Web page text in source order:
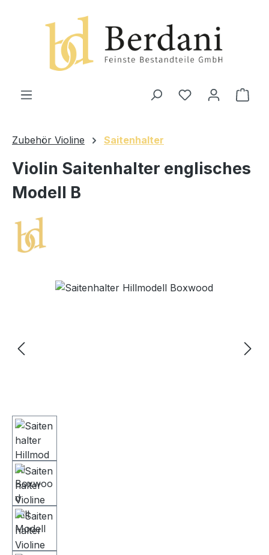
Zubehör Violine Saitenhalter
Violin Saitenhalter englisches
Modell B
Bildergalerie überspringen